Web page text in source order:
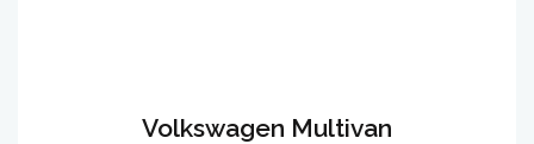
Volkswagen Multivan